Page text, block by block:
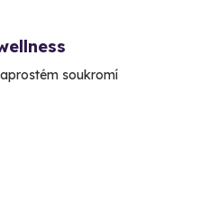
soukromí